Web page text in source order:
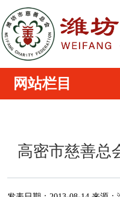
高密市慈善总